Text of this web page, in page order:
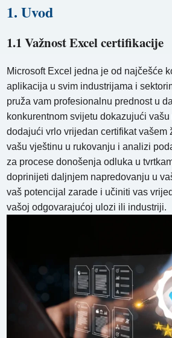
1. Uvod
1.1 Važnost Excel certifikacije
Microsoft Excel jedna je od najčešće
aplikacija u svim industrijama i
pruža vam profesionalnu prednost u
konkurentnom svijetu dokazujući
dodajući vrlo vrijedan certifikat vašem
vašu vještinu u rukovanju i analizi
za procese donošenja odluka u
doprinijeti daljnjem napredovanju u
vaš potencijal zarade i učiniti vas
vašoj odgovarajućoj ulozi ili industriji.